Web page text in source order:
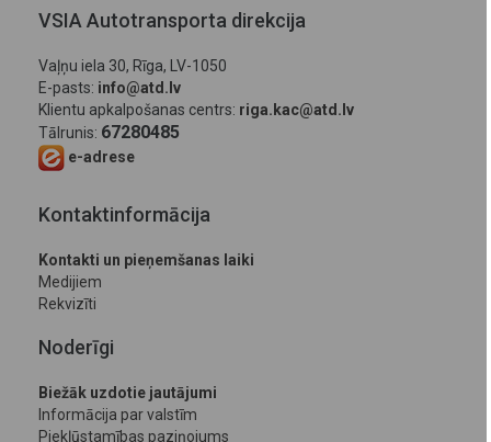
VSIA Autotransporta direkcija
Vaļņu iela 30, Rīga, LV-1050
E-pasts: info@atd.lv
Klientu apkalpošanas centrs: riga.kac@atd.lv
Tālrunis: 67280485
e-adrese
Kontaktinformācija
Kontakti un pieņemšanas laiki
Medijiem
Rekvizīti
Noderīgi
Biežāk uzdotie jautājumi
Informācija par valstīm
Piekļūstamības paziņojums